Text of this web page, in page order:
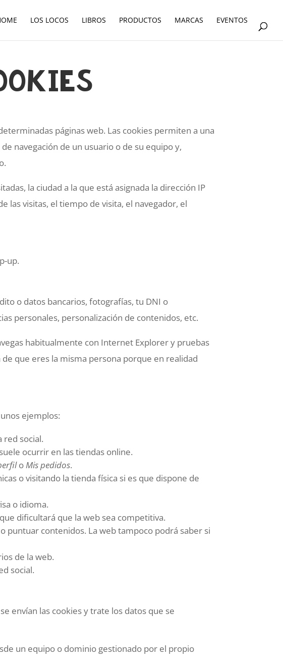
LOS LOCOS LIBROS PRODUCTOS MARCAS EVENTOS
páginas web. Las cookies permiten a una
navegación de un usuario o de su equipo y,
la ciudad a la que está asignada la dirección IP
las visitas, el tiempo de visita, el navegador, el
up.
o datos bancarios, fotografías, tu DNI o
personales, personalización de contenidos, etc.
habitualmente con Internet Explorer y pruebas
que eres la misma persona porque en realidad
ejemplos:
red social.
ocurrir en las tiendas online.
oMis pedidos.
o visitando la tienda física si es que dispone de
o idioma.
dificultará que la web sea competitiva.
puntuar contenidos. La web tampoco podrá saber si
de la web.
social.
envían las cookies y trate los datos que se
un equipo o dominio gestionado por el propio